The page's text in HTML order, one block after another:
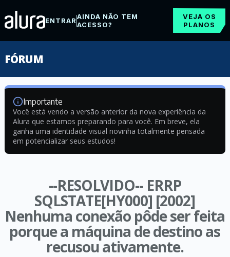
ENTRARAINDA NÃO TEM
ACESSO?
VEJA OS
PLANOS
FÓRUM
Importante
Você está vendo a versão anterior da nova experiência da
Alura que estamos preparando para você. Em breve, ela
ganha uma identidade visual novinha totalmente pensada
em potencializar seus estudos!
--RESOLVIDO-- ERRP
SQLSTATE[HY000] [2002]
Nenhuma conexão pôde ser feita
porque a máquina de destino as
recusou ativamente.